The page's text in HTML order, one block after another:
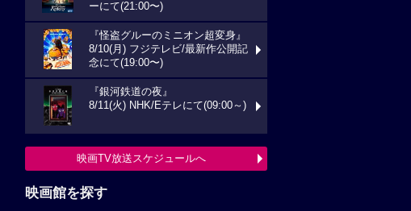
ーにて(21:00〜)
『怪盗グルーのミニオン超変身』
8/10(月) フジテレビ/最新作公開記
念にて(19:00〜)
『銀河鉄道の夜』
8/11(火) NHK/Eテレにて(09:00～)
映画TV放送スケジュールへ
映画館を探す